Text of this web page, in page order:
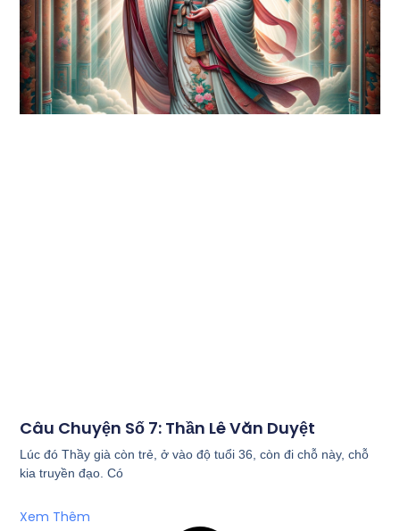
Câu Chuyện Số 7: Thần Lê Văn Duyệt
Lúc đó Thầy già còn trẻ, ở vào độ tuổi 36, còn đi chỗ này, chỗ
kia truyền đạo. Có
Xem Thêm